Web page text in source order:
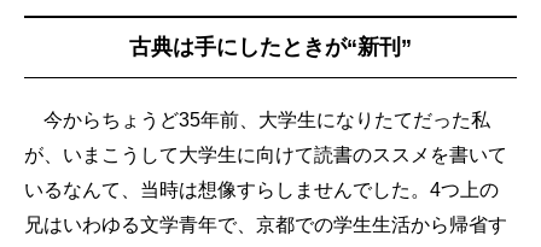
古典は手にしたときが“新刊”
今からちょうど35年前、大学生になりたてだった私
が、いまこうして大学生に向けて読書のススメを書いて
いるなんて、当時は想像すらしませんでした。4つ上の
兄はいわゆる文学青年で、京都での学生生活から帰省す